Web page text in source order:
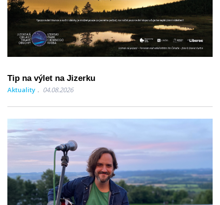
Tip na výlet na Jizerku
Aktuality 04.08.2026